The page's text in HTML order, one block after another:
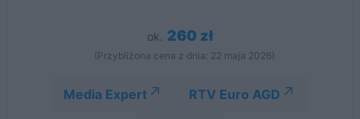
ok. 260 zł
(Przybliżona cena z dnia: 22 maja 2026)
Media Expert RTV Euro AGD